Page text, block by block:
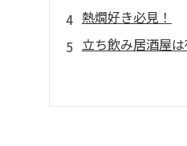
熱燗好き必見！
立ち飲み居酒屋